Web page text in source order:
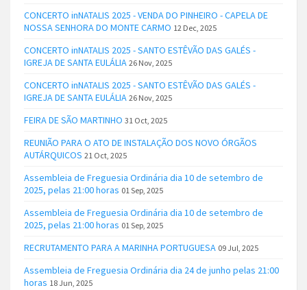
CONCERTO inNATALIS 2025 - VENDA DO PINHEIRO - CAPELA DE
NOSSA SENHORA DO MONTE CARMO 12 Dec, 2025
CONCERTO inNATALIS 2025 - SANTO ESTÊVÃO DAS GALÉS -
IGREJA DE SANTA EULÁLIA 26 Nov, 2025
CONCERTO inNATALIS 2025 - SANTO ESTÊVÃO DAS GALÉS -
IGREJA DE SANTA EULÁLIA 26 Nov, 2025
FEIRA DE SÃO MARTINHO 31 Oct, 2025
REUNIÃO PARA O ATO DE INSTALAÇÃO DOS NOVO ÓRGÃOS
AUTÁRQUICOS 21 Oct, 2025
Assembleia de Freguesia Ordinária dia 10 de setembro de
2025, pelas 21:00 horas 01 Sep, 2025
Assembleia de Freguesia Ordinária dia 10 de setembro de
2025, pelas 21:00 horas 01 Sep, 2025
RECRUTAMENTO PARA A MARINHA PORTUGUESA 09 Jul, 2025
Assembleia de Freguesia Ordinária dia 24 de junho pelas 21:00
horas 18 Jun, 2025